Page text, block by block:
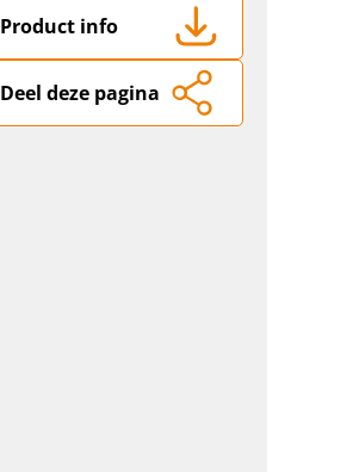
Product info
Deel deze pagina